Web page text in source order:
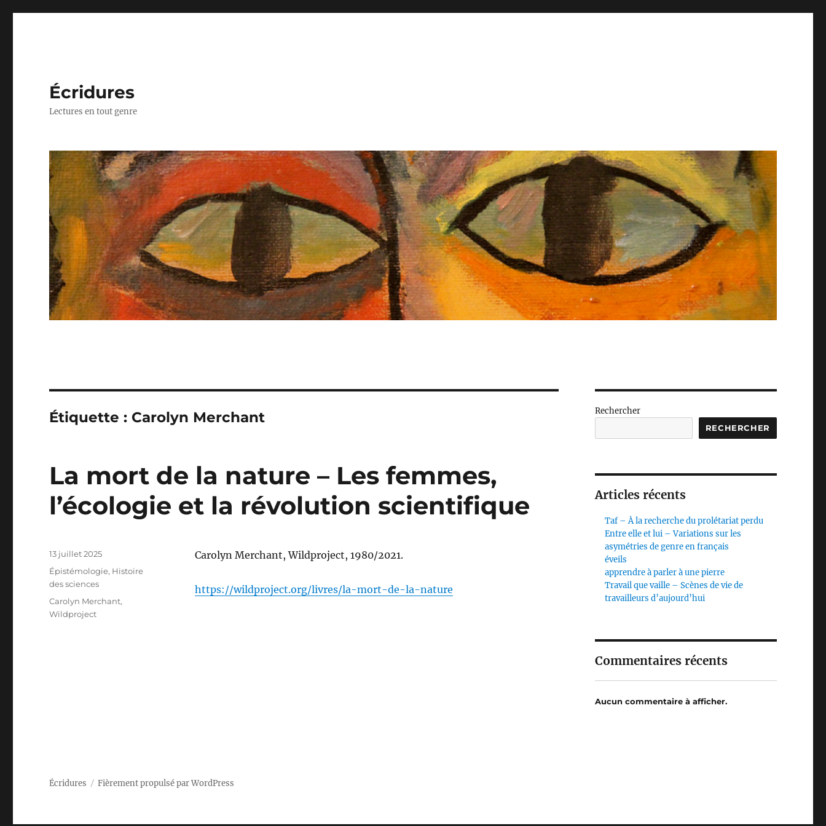
Écridures
Lectures en tout genre
Étiquette : Carolyn Merchant
La mort de la nature – Les femmes,
l’écologie et la révolution scientifique
Carolyn Merchant, Wildproject, 1980/2021.
https://wildproject.org/livres/la-mort-de-la-nature
Publié
le
13 juillet 2025
Catégories
Épistémologie, Histoire
des sciences
Étiquettes
Carolyn Merchant,
Wildproject
Rechercher
RECHERCHER
Articles récents
Taf – À la recherche du prolétariat perdu
Entre elle et lui – Variations sur les
asymétries de genre en français
éveils
apprendre à parler à une pierre
Travail que vaille – Scènes de vie de
travailleurs d’aujourd’hui
Commentaires récents
Aucun commentaire à afficher.
Écridures Fièrement propulsé par WordPress